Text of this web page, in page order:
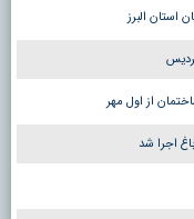
از اول مهر
اجرا شد